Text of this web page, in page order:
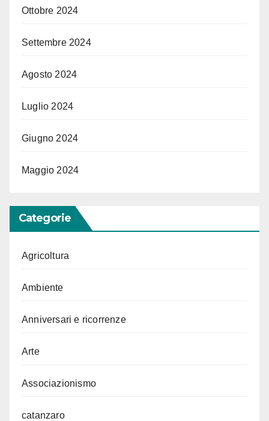
Ottobre 2024
Settembre 2024
Agosto 2024
Luglio 2024
Giugno 2024
Maggio 2024
Categorie
Agricoltura
Ambiente
Anniversari e ricorrenze
Arte
Associazionismo
catanzaro